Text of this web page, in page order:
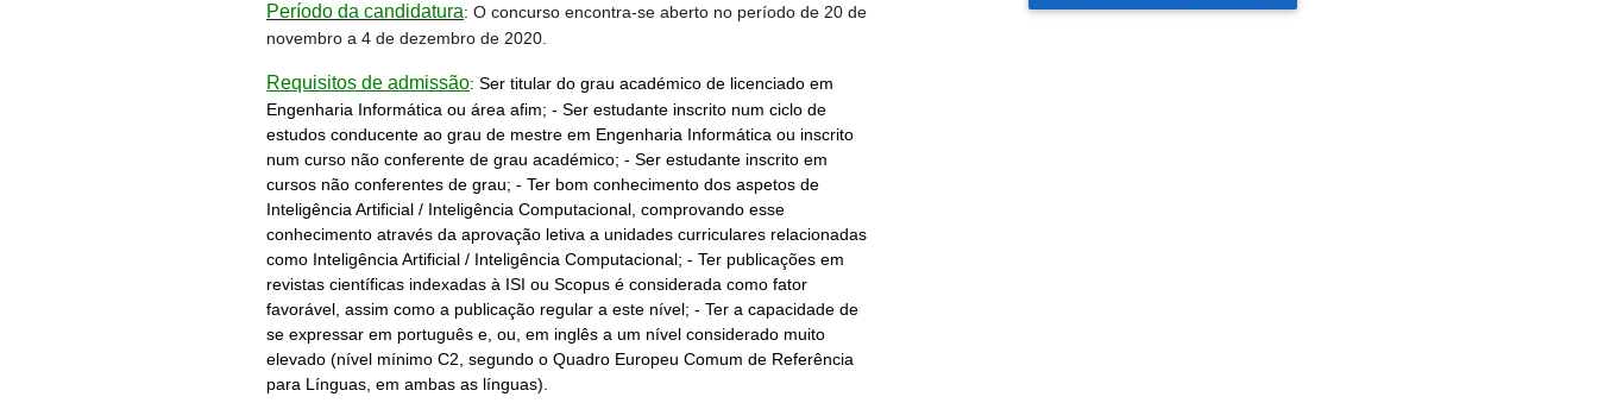
Período da candidatura: O concurso encontra-se aberto no período de 20 de
novembro a 4 de dezembro de 2020.
Requisitos de admissão:Ser titular do grau académico de licenciado em
Engenharia Informática ou área afim; - Ser estudante inscrito num ciclo de
estudos conducente ao grau de mestre em Engenharia Informática ou inscrito
num curso não conferente de grau académico; - Ser estudante inscrito em
cursos não conferentes de grau; - Ter bom conhecimento dos aspetos de
Inteligência Artificial / Inteligência Computacional, comprovando esse
conhecimento através da aprovação letiva a unidades curriculares relacionadas
como Inteligência Artificial / Inteligência Computacional; - Ter publicações em
revistas científicas indexadas à ISI ou Scopus é considerada como fator
favorável, assim como a publicação regular a este nível; - Ter a capacidade de
se expressar em português e, ou, em inglês a um nível considerado muito
elevado (nível mínimo C2, segundo o Quadro Europeu Comum de Referência
para Línguas, em ambas as línguas).